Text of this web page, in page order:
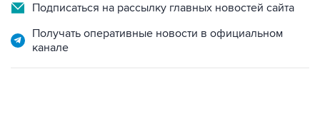
Подписаться на рассылку главных новостей сайта
Получать оперативные новости в официальном
канале